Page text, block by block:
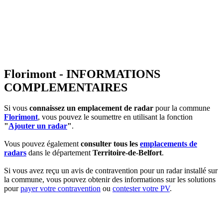
Florimont - INFORMATIONS
COMPLEMENTAIRES
Si vous connaissez un emplacement de radar pour la commune
Florimont, vous pouvez le soumettre en utilisant la fonction
"Ajouter un radar".
Vous pouvez égalementconsulter tous les emplacements de
radars dans le départementTerritoire-de-Belfort.
Si vous avez reçu un avis de contravention pour un radar installé sur
la commune, vous pouvez obtenir des informations sur les solutions
pourpayer votre contravention ou contester votre PV.